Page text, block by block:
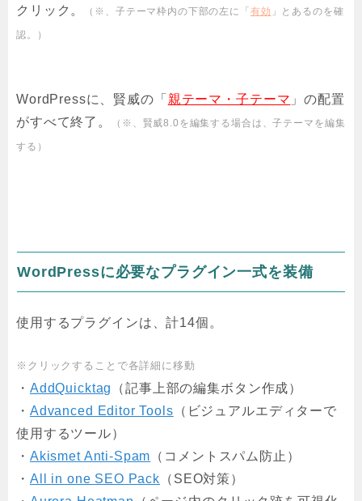
クリック。
（※、子テーマ枠内の下部の左に「 有効 」とあるのを確
認。）
WordPressに、賢威の「 親テーマ・子テーマ 」の配置
がすべて終了。
（※、賢威8.0を編集する場合は、子テーマを編集
する）
WordPressに必要なプラグイン一式を装備
使用するプラグインは、計14個。
※クリックすることで各詳細に移動
・ AddQuicktag
（記事上部の編集ボタン作成）
・ Advanced Editor Tools （ビジュアルエディターで
使用するツール）
・ Akismet Anti-Spam （コメントスパム防止）
・ All in one SEO Pack （SEO対策）